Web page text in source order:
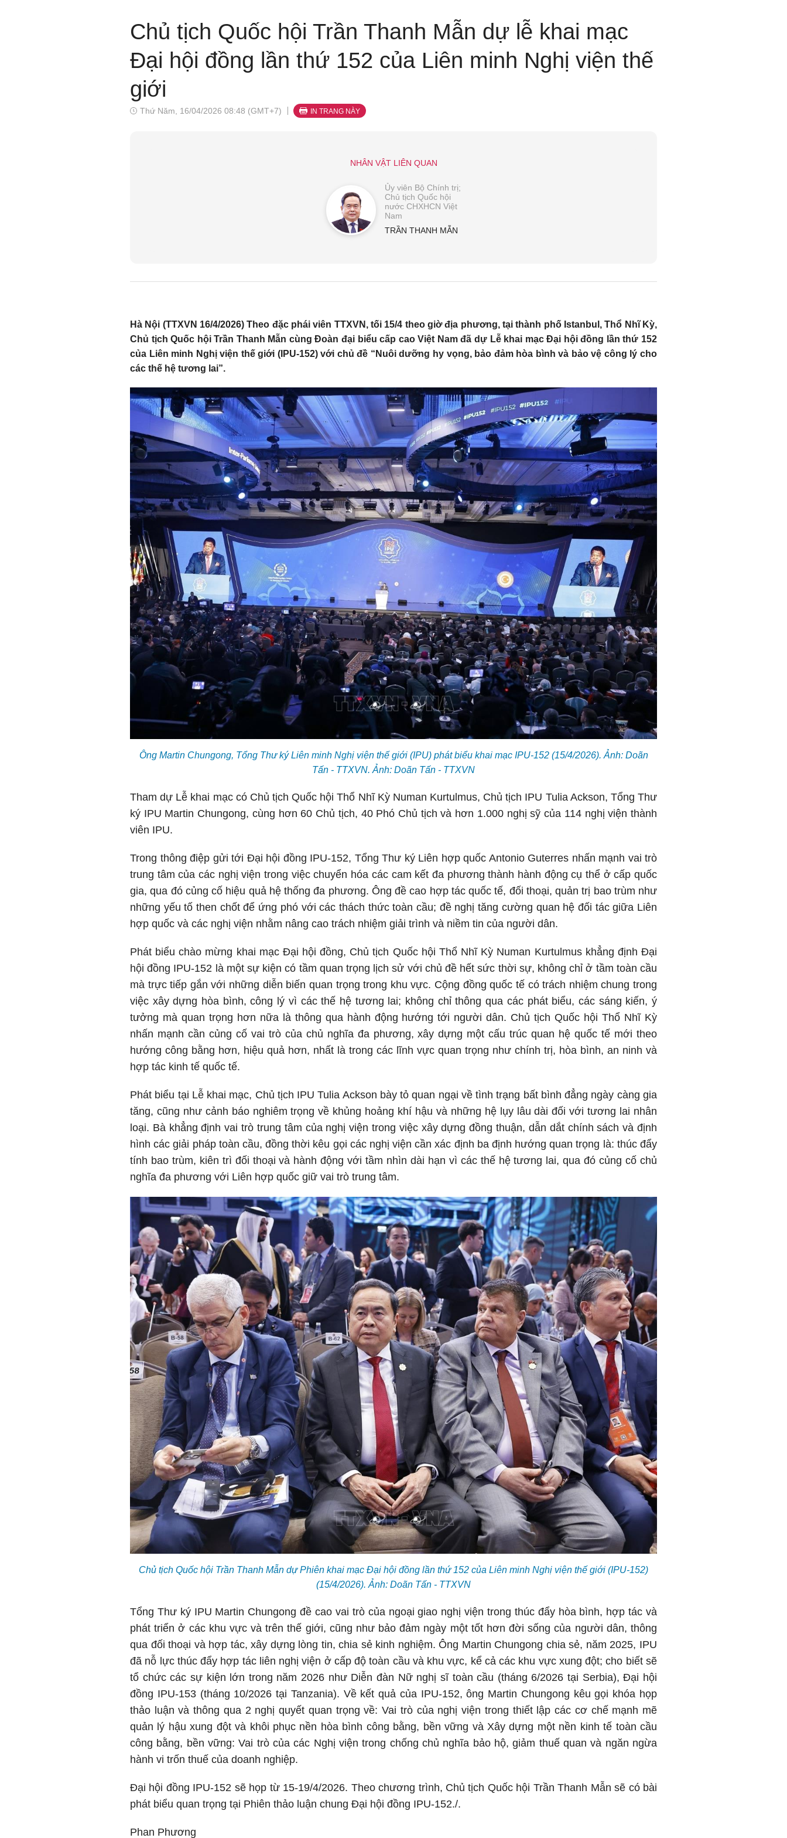
Chủ tịch Quốc hội Trần Thanh Mẫn dự lễ khai mạc
Đại hội đồng lần thứ 152 của Liên minh Nghị viện thế
giới
Thứ Năm, 16/04/2026 08:48 (GMT+7) IN TRANG NÀY
NHÂN VẬT LIÊN QUAN
Ủy viên Bộ Chính trị;
Chủ tịch Quốc hội
nước CHXHCN Việt
Nam
TRẦN THANH MẪN
Hà Nội (TTXVN 16/4/2026) Theo đặc phái viên TTXVN, tối 15/4 theo giờ địa phương, tại thành phố Istanbul, Thổ Nhĩ Kỳ,
Chủ tịch Quốc hội Trần Thanh Mẫn cùng Đoàn đại biểu cấp cao Việt Nam đã dự Lễ khai mạc Đại hội đồng lần thứ 152
của Liên minh Nghị viện thế giới (IPU-152) với chủ đề “Nuôi dưỡng hy vọng, bảo đảm hòa bình và bảo vệ công lý cho
các thế hệ tương lai”.
Ông Martin Chungong, Tổng Thư ký Liên minh Nghị viện thế giới (IPU) phát biểu khai mạc IPU-152 (15/4/2026). Ảnh: Doãn
Tấn - TTXVN. Ảnh: Doãn Tấn - TTXVN
Tham dự Lễ khai mạc có Chủ tịch Quốc hội Thổ Nhĩ Kỳ Numan Kurtulmus, Chủ tịch IPU Tulia Ackson, Tổng Thư
ký IPU Martin Chungong, cùng hơn 60 Chủ tịch, 40 Phó Chủ tịch và hơn 1.000 nghị sỹ của 114 nghị viện thành
viên IPU.
Trong thông điệp gửi tới Đại hội đồng IPU-152, Tổng Thư ký Liên hợp quốc Antonio Guterres nhấn mạnh vai trò
trung tâm của các nghị viện trong việc chuyển hóa các cam kết đa phương thành hành động cụ thể ở cấp quốc
gia, qua đó củng cố hiệu quả hệ thống đa phương. Ông đề cao hợp tác quốc tế, đối thoại, quản trị bao trùm như
những yếu tố then chốt để ứng phó với các thách thức toàn cầu; đề nghị tăng cường quan hệ đối tác giữa Liên
hợp quốc và các nghị viện nhằm nâng cao trách nhiệm giải trình và niềm tin của người dân.
Phát biểu chào mừng khai mạc Đại hội đồng, Chủ tịch Quốc hội Thổ Nhĩ Kỳ Numan Kurtulmus khẳng định Đại
hội đồng IPU-152 là một sự kiện có tầm quan trọng lịch sử với chủ đề hết sức thời sự, không chỉ ở tầm toàn cầu
mà trực tiếp gắn với những diễn biến quan trọng trong khu vực. Cộng đồng quốc tế có trách nhiệm chung trong
việc xây dựng hòa bình, công lý vì các thế hệ tương lai; không chỉ thông qua các phát biểu, các sáng kiến, ý
tưởng mà quan trọng hơn nữa là thông qua hành động hướng tới người dân. Chủ tịch Quốc hội Thổ Nhĩ Kỳ
nhấn mạnh cần củng cố vai trò của chủ nghĩa đa phương, xây dựng một cấu trúc quan hệ quốc tế mới theo
hướng công bằng hơn, hiệu quả hơn, nhất là trong các lĩnh vực quan trọng như chính trị, hòa bình, an ninh và
hợp tác kinh tế quốc tế.
Phát biểu tại Lễ khai mạc, Chủ tịch IPU Tulia Ackson bày tỏ quan ngại về tình trạng bất bình đẳng ngày càng gia
tăng, cũng như cảnh báo nghiêm trọng về khủng hoảng khí hậu và những hệ lụy lâu dài đối với tương lai nhân
loại. Bà khẳng định vai trò trung tâm của nghị viện trong việc xây dựng đồng thuận, dẫn dắt chính sách và định
hình các giải pháp toàn cầu, đồng thời kêu gọi các nghị viện cần xác định ba định hướng quan trọng là: thúc đẩy
tính bao trùm, kiên trì đối thoại và hành động với tầm nhìn dài hạn vì các thế hệ tương lai, qua đó củng cố chủ
nghĩa đa phương với Liên hợp quốc giữ vai trò trung tâm.
Chủ tịch Quốc hội Trần Thanh Mẫn dự Phiên khai mạc Đại hội đồng lần thứ 152 của Liên minh Nghị viện thế giới (IPU-152)
(15/4/2026). Ảnh: Doãn Tấn - TTXVN
Tổng Thư ký IPU Martin Chungong đề cao vai trò của ngoại giao nghị viện trong thúc đẩy hòa bình, hợp tác và
phát triển ở các khu vực và trên thế giới, cũng như bảo đảm ngày một tốt hơn đời sống của người dân, thông
qua đối thoại và hợp tác, xây dựng lòng tin, chia sẻ kinh nghiệm. Ông Martin Chungong chia sẻ, năm 2025, IPU
đã nỗ lực thúc đẩy hợp tác liên nghị viện ở cấp độ toàn cầu và khu vực, kể cả các khu vực xung đột; cho biết sẽ
tổ chức các sự kiện lớn trong năm 2026 như Diễn đàn Nữ nghị sĩ toàn cầu (tháng 6/2026 tại Serbia), Đại hội
đồng IPU-153 (tháng 10/2026 tại Tanzania). Về kết quả của IPU-152, ông Martin Chungong kêu gọi khóa họp
thảo luận và thông qua 2 nghị quyết quan trọng về: Vai trò của nghị viện trong thiết lập các cơ chế mạnh mẽ
quản lý hậu xung đột và khôi phục nền hòa bình công bằng, bền vững và Xây dựng một nền kinh tế toàn cầu
công bằng, bền vững: Vai trò của các Nghị viện trong chống chủ nghĩa bảo hộ, giảm thuế quan và ngăn ngừa
hành vi trốn thuế của doanh nghiệp.
Đại hội đồng IPU-152 sẽ họp từ 15-19/4/2026. Theo chương trình, Chủ tịch Quốc hội Trần Thanh Mẫn sẽ có bài
phát biểu quan trọng tại Phiên thảo luận chung Đại hội đồng IPU-152./.
Phan Phương